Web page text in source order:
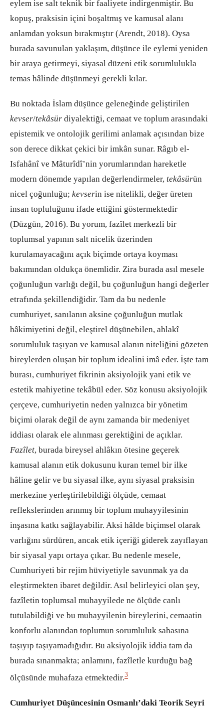
eylem ise salt teknik bir faaliyete indirgenmiştir. Bu
kopuş, praksisin içini boşaltmış ve kamusal alanı
anlamdan yoksun bırakmıştır (Arendt, 2018). Oysa
burada savunulan yaklaşım, düşünce ile eylemi yeniden
bir araya getirmeyi, siyasal düzeni etik sorumlulukla
temas hâlinde düşünmeyi gerekli kılar.
Bu noktada İslam düşünce geleneğinde geliştirilen
kevser/tekâsür diyalektiği, cemaat ve toplum arasındaki
epistemik ve ontolojik gerilimi anlamak açısından bize
son derece dikkat çekici bir imkân sunar. Râgıb el-
Isfahânî ve Mâturîdî’nin yorumlarından hareketle
modern dönemde yapılan değerlendirmeler, tekâsürün
nicel çoğunluğu; kevserin ise nitelikli, değer üreten
insan topluluğunu ifade ettiğini göstermektedir
(Düzgün, 2016). Bu yorum, fazîlet merkezli bir
toplumsal yapının salt nicelik üzerinden
kurulamayacağını açık biçimde ortaya koyması
bakımından oldukça önemlidir. Zira burada asıl mesele
çoğunluğun varlığı değil, bu çoğunluğun hangi değerler
etrafında şekillendiğidir. Tam da bu nedenle
cumhuriyet, sanılanın aksine çoğunluğun mutlak
hâkimiyetini değil, eleştirel düşünebilen, ahlakî
sorumluluk taşıyan ve kamusal alanın niteliğini gözeten
bireylerden oluşan bir toplum idealini imâ eder. İşte tam
burası, cumhuriyet fikrinin aksiyolojik yani etik ve
estetik mahiyetine tekâbül eder. Söz konusu aksiyolojik
çerçeve, cumhuriyetin neden yalnızca bir yönetim
biçimi olarak değil de aynı zamanda bir medeniyet
iddiası olarak ele alınması gerektiğini de açıklar.
Fazîlet, burada bireysel ahlâkın ötesine geçerek
kamusal alanın etik dokusunu kuran temel bir ilke
hâline gelir ve bu siyasal ilke, aynı siyasal praksisin
merkezine yerleştirilebildiği ölçüde, cemaat
reflekslerinden arınmış bir toplum muhayyilesinin
inşasına katkı sağlayabilir. Aksi hâlde biçimsel olarak
varlığını sürdüren, ancak etik içeriği giderek zayıflayan
bir siyasal yapı ortaya çıkar. Bu nedenle mesele,
Cumhuriyeti bir rejim hüviyetiyle savunmak ya da
eleştirmekten ibaret değildir. Asıl belirleyici olan şey,
fazîletin toplumsal muhayyilede ne ölçüde canlı
tutulabildiği ve bu muhayyilenin bireylerini, cemaatin
konforlu alanından toplumun sorumluluk sahasına
taşıyıp taşıyamadığıdır. Bu aksiyolojik iddia tam da
burada sınanmakta; anlamını, fazîletle kurduğu bağ
ölçüsünde muhafaza etmektedir.3
Cumhuriyet Düşüncesinin Osmanlı’daki Teorik Seyri